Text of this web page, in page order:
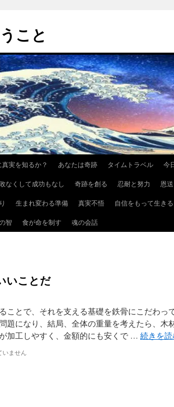
こと
実を知るか？ あなたは奇跡 タイムトラベル 今
なくして成功もなし
奇跡を創る 忍耐と努力 恩
生まれ変わる準備 真実不悟 自信をもって生きる
智
食が命を制す 魂の会話
いことだ
とで、それを支える基礎を鉄骨にこだわって
題になり、結局、全体の重量を考えたら、木
加工しやすく、金額的にも安くで … 続きを読
いません